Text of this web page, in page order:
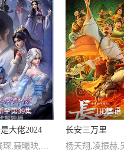
至第39集
大佬2024
HD国语
长安三万里